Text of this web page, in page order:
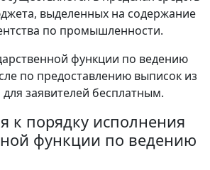
выделенных на содержание
по промышленности.
функции по ведению
по предоставлению выписок из
для заявителей бесплатным.
к порядку исполнения
функции по ведению